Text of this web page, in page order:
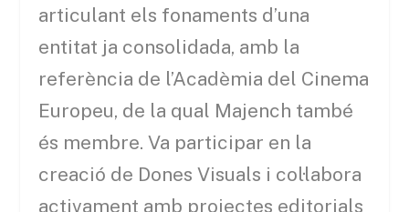
articulant els fonaments d’una
entitat ja consolidada, amb la
referència de l’Acadèmia del Cinema
Europeu, de la qual Majench també
és membre. Va participar en la
creació de Dones Visuals i col·labora
activament amb projectes editorials